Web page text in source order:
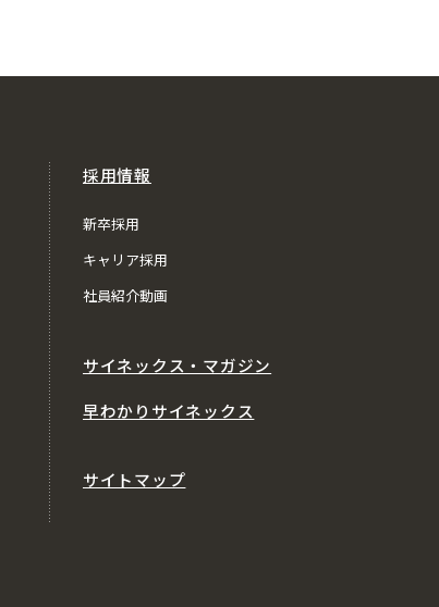
採用情報
新卒採用
キャリア採用
社員紹介動画
サイネックス・マガジン
早わかりサイネックス
サイトマップ